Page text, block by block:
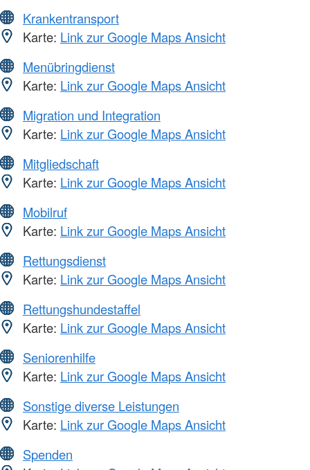
Krankentransport
Karte: Link zur Google Maps Ansicht
Menübringdienst
Karte: Link zur Google Maps Ansicht
Migration und Integration
Karte: Link zur Google Maps Ansicht
Mitgliedschaft
Karte: Link zur Google Maps Ansicht
Mobilruf
Karte: Link zur Google Maps Ansicht
Rettungsdienst
Karte: Link zur Google Maps Ansicht
Rettungshundestaffel
Karte: Link zur Google Maps Ansicht
Seniorenhilfe
Karte: Link zur Google Maps Ansicht
Sonstige diverse Leistungen
Karte: Link zur Google Maps Ansicht
Spenden